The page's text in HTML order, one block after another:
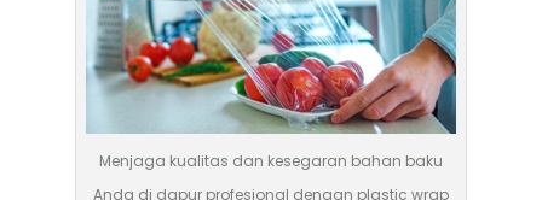
Menjaga kualitas dan kesegaran bahan baku
Anda di dapur profesional dengan plastic wrap